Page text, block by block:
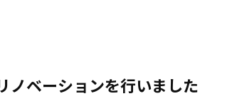
ノベーションを行いました